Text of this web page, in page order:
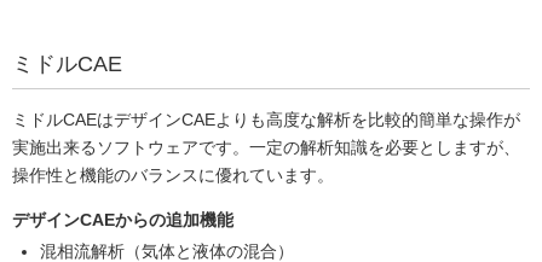
ミドルCAE
ミドルCAEはデザインCAEよりも高度な解析を比較的簡単な操作が
実施出来るソフトウェアです。一定の解析知識を必要としますが、
操作性と機能のバランスに優れています。
デザインCAEからの追加機能
混相流解析（気体と液体の混合）